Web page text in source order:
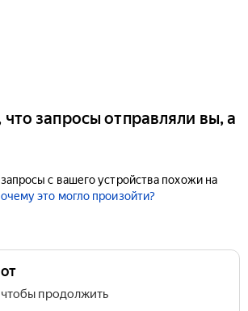
запросы отправляли вы, а
с вашего устройства похожи на
это могло произойти?
продолжить